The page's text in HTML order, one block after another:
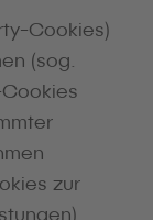
Cookies)
(sog.
zur